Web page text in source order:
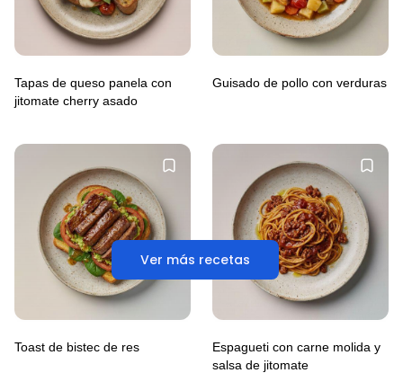
Ver más recetas
Tapas de queso panela con
jitomate cherry asado
Guisado de pollo con verduras
Toast de bistec de res
Espagueti con carne molida y
salsa de jitomate